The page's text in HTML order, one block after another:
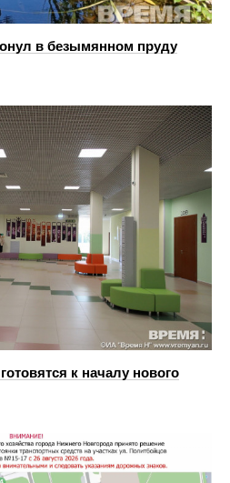
в безымянном пруду
к началу нового